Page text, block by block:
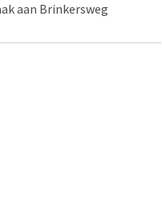
aan Brinkersweg